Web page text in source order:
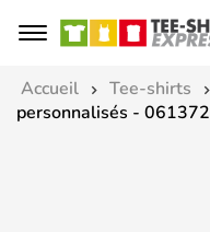
Accueil Tee-shirts
personnalisés -